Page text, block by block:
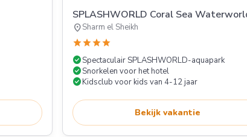
SPLASHWORLD Coral Sea
location_onSharm el Sheikh
starstarstarstar
check_circleSpectaculair SPLASHWORLD-aquapark
check_circleSnorkelen voor het hotel
check_circleKidsclub voor kids van 4-12 jaar
Bekijk vakantie